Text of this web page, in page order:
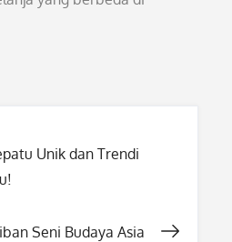
Unik dan Trendi
Seni Budaya Asia